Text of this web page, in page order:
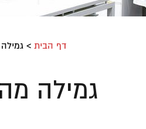
דף הבית >
גמילה